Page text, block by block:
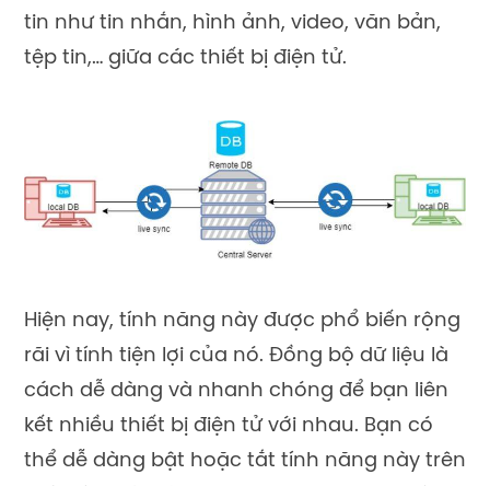
tin như tin nhắn, hình ảnh, video, văn bản,
tệp tin,… giữa các thiết bị điện tử.
Hiện nay, tính năng này được phổ biến rộng
rãi vì tính tiện lợi của nó. Đồng bộ dữ liệu là
cách dễ dàng và nhanh chóng để bạn liên
kết nhiều thiết bị điện tử với nhau. Bạn có
thể dễ dàng bật hoặc tắt tính năng này trên